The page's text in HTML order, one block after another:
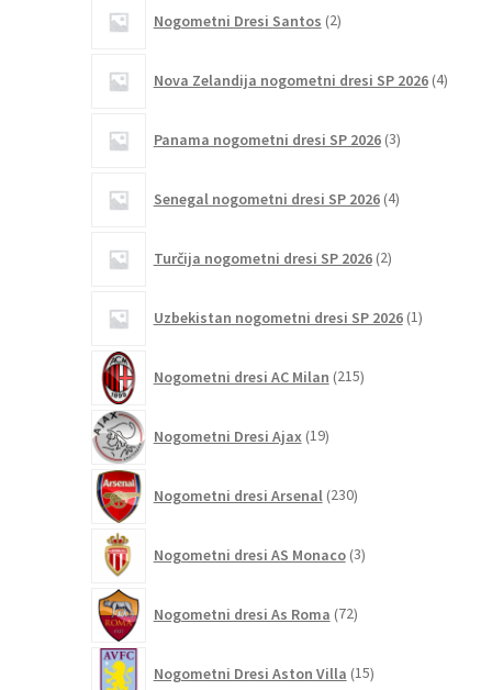
Nogometni Dresi Santos 2izdelka
Nova Zelandija nogometni dresi SP 2026 4izdelki
Panama nogometni dresi SP 2026 3izdelki
Senegal nogometni dresi SP 2026 4izdelki
Turčija nogometni dresi SP 2026 2izdelka
Uzbekistan nogometni dresi SP 2026 1izdelek
Nogometni dresi AC Milan 215izdelkov
Nogometni Dresi Ajax 19izdelkov
Nogometni dresi Arsenal 230izdelkov
Nogometni dresi AS Monaco 3izdelki
Nogometni dresi As Roma 72izdelkov
Nogometni Dresi Aston Villa 15izdelkov